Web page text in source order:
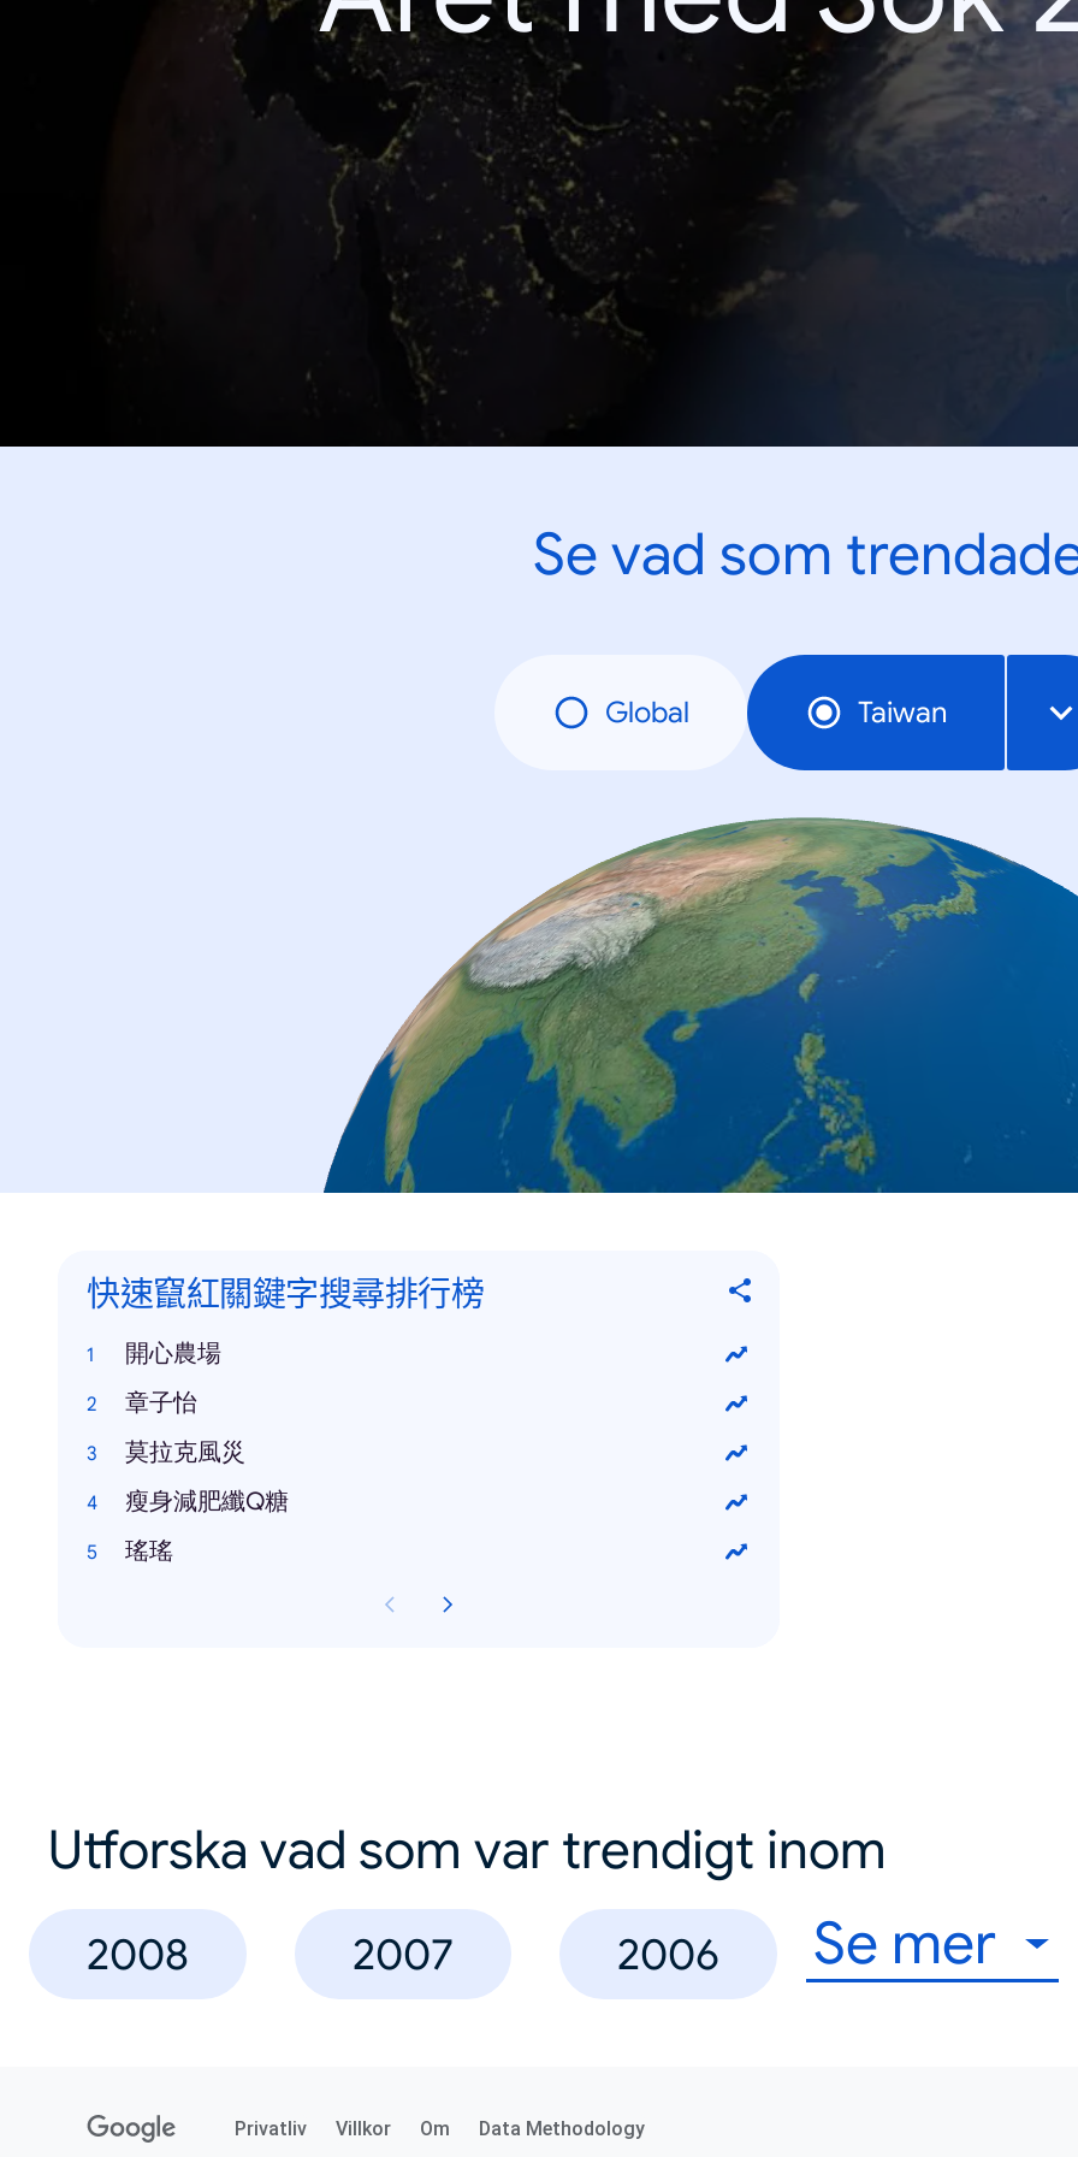
Se vad som
Global Taiwan
快速竄紅關鍵字搜尋排行榜
開心農場
章子怡
莫拉克風災
瘦身減肥纖Q糖
瑤瑤
Utforska vad som var trendigt inom
2008 2007 2006 Se mer
Privatliv Villkor Om Data Methodology